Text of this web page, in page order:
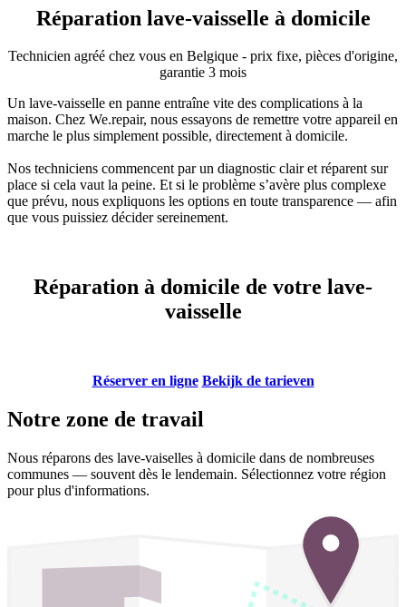
Réparation lave-vaisselle à domicile
Technicien agréé chez vous en Belgique - prix fixe, pièces d'origine,
garantie 3 mois
Un lave-vaisselle en panne entraîne vite des complications à la
maison. Chez We.repair, nous essayons de remettre votre appareil en
marche le plus simplement possible, directement à domicile.
Nos techniciens commencent par un diagnostic clair et réparent sur
place si cela vaut la peine. Et si le problème s’avère plus complexe
que prévu, nous expliquons les options en toute transparence — afin
que vous puissiez décider sereinement.
Réparation à domicile de votre lave-
vaisselle
Réserver en ligne​​​​ Bekijk de tarieven
Notre zone de travail
Nous réparons des lave-vaiselles à domicile dans de nombreuses
communes — souvent dès le lendemain. Sélectionnez votre région
pour plus d'informations.